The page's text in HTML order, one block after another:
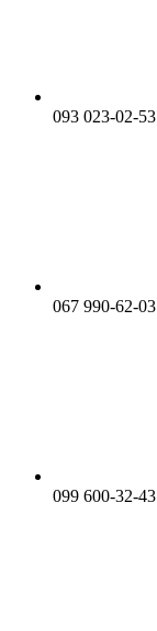
093 023-02-53
067 990-62-03
099 600-32-43